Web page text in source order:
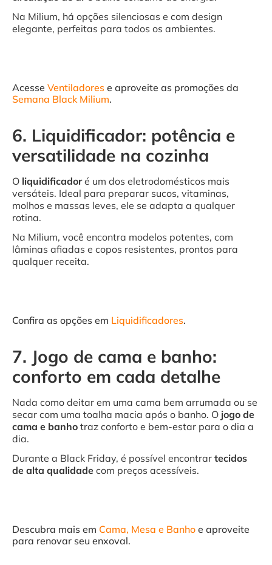
Na Milium, há opções silenciosas e com design
elegante, perfeitas para todos os ambientes.
Acesse Ventiladores e aproveite as promoções da
Semana Black Milium.
6. Liquidificador: potência e
versatilidade na cozinha
O liquidificadoré um dos eletrodomésticos mais
versáteis. Ideal para preparar sucos, vitaminas,
molhos e massas leves, ele se adapta a qualquer
rotina.
Na Milium, você encontra modelos potentes, com
lâminas afiadas e copos resistentes, prontos para
qualquer receita.
Confira as opções em Liquidificadores.
7. Jogo de cama e banho:
conforto em cada detalhe
Nada como deitar em uma cama bem arrumada ou se
secar com uma toalha macia após o banho. O jogo de
cama e banho traz conforto e bem-estar para o dia a
dia.
Durante a Black Friday, é possível encontrar tecidos
de alta qualidade com preços acessíveis.
Descubra mais em Cama, Mesa e Banho e aproveite
para renovar seu enxoval.